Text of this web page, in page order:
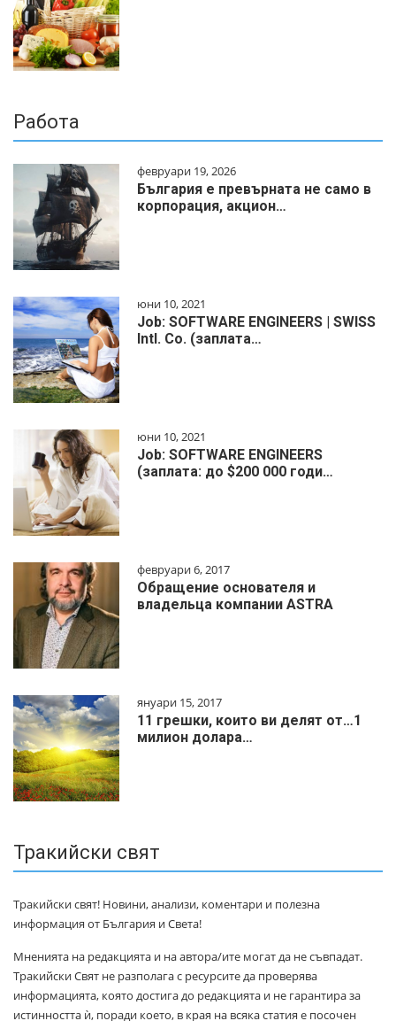
Работа
февруари 19, 2026
България е превърната не само в
корпорация, акцион…
юни 10, 2021
Job: SOFTWARE ENGINEERS | SWISS
Intl. Co. (заплата…
юни 10, 2021
Job: SOFTWARE ENGINEERS
(заплата: до $200 000 годи…
февруари 6, 2017
Обращение основателя и
владельца компании ASTRA
януари 15, 2017
11 грешки, които ви делят от…1
милиoн дoлapa…
Тракийски свят
Тракийски свят! Новини, анализи, коментари и полезна
информация от България и Света!
Мненията на редакцията и на автора/ите могат да не съвпадат.
Тракийски Свят не разполага с ресурсите да проверява
информацията, която достига до редакцията и не гарантира за
истинността ѝ, поради което, в края на всяка статия е посочен